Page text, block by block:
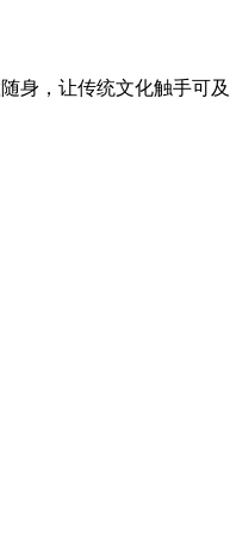
身，让传统文化触手可及